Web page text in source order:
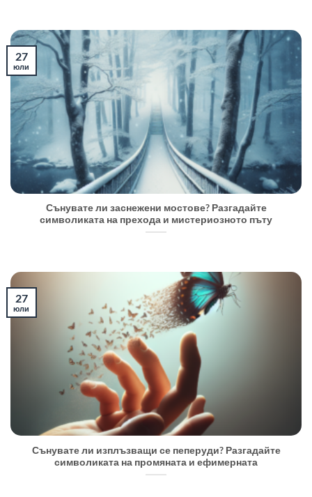
Сънувате ли заснежени мостове? Разгадайте
символиката на прехода и мистериозното пъту
27
юли
Сънувате ли изплъзващи се пеперуди? Разгадайте
символиката на промяната и ефимерната
27
юли